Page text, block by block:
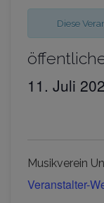
Diese
11. Juli
Musikverein
Veranstalter-